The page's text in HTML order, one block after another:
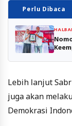
Perlu Dibaca
Lebih lanjut
juga akan
Demokrasi